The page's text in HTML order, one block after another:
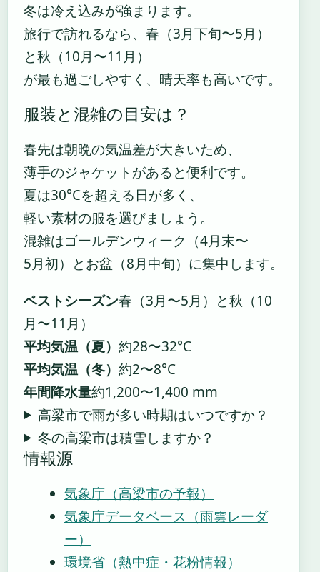
冬は冷え込みが強まります。
旅行で訪れるなら、春（3月下旬〜5月）
と秋（10月〜11月）
が最も過ごしやすく、晴天率も高いです。
服装と混雑の目安は？
春先は朝晩の気温差が大きいため、
薄手のジャケットがあると便利です。
夏は30°Cを超える日が多く、
軽い素材の服を選びましょう。
混雑はゴールデンウィーク（4月末〜
5月初）とお盆（8月中旬）に集中します。
ベストシーズン春（3月〜5月）と秋（10
月〜11月）
平均気温（夏） 約28〜32°C
平均気温（冬） 約2〜8°C
年間降水量約1,200〜1,400 mm
高梁市で雨が多い時期はいつですか？
冬の高梁市は積雪しますか？
情報源
気象庁（高梁市の予報）
気象庁データベース（雨雲レーダ
ー）
環境省（熱中症・花粉情報）